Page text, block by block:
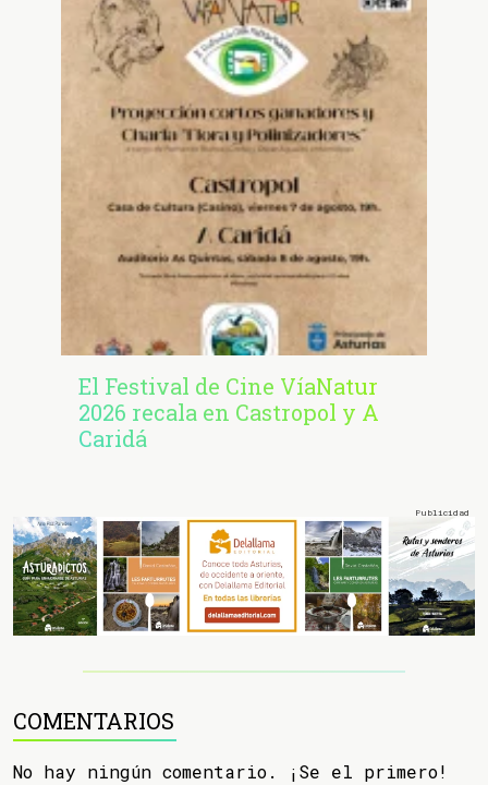
El Festival de Cine VíaNatur
2026 recala en Castropol y A
Caridá
COMENTARIOS
No hay ningún comentario. ¡Se el primero!